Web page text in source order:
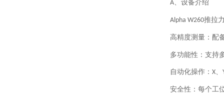
A、设备介绍
Alpha W260推拉
高精度测量：配
多功能性：支持
自动化操作： X、
安全性：每个工